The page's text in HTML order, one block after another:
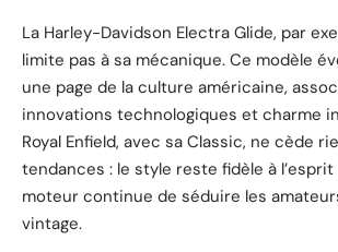
La Harley-Davidson Electra Glide, par
limite pas à sa mécanique. Ce modèle
une page de la culture américaine,
innovations technologiques et charme
Royal Enfield, avec sa Classic, ne cède
tendances : le style reste fidèle à
moteur continue de séduire les
vintage.